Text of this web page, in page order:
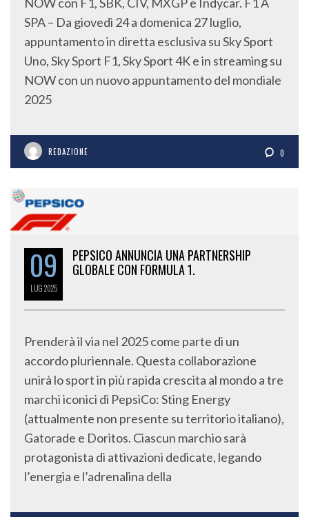
SPA – Da giovedì 24 a domenica 27 luglio,
appuntamento in diretta esclusiva su Sky Sport
Uno, Sky Sport F1, Sky Sport 4K e in streaming su
NOW con un nuovo appuntamento del mondiale
2025
REDAZIONE 0
09
LUG2025
PEPSICO ANNUNCIA UNA PARTNERSHIP
GLOBALE CON FORMULA 1.
Prenderà il via nel 2025 come parte di un
accordo pluriennale. Questa collaborazione
unirà lo sport in più rapida crescita al mondo a tre
marchi iconici di PepsiCo: Sting Energy
(attualmente non presente su territorio italiano),
Gatorade e Doritos. Ciascun marchio sarà
protagonista di attivazioni dedicate, legando
l’energia e l’adrenalina della